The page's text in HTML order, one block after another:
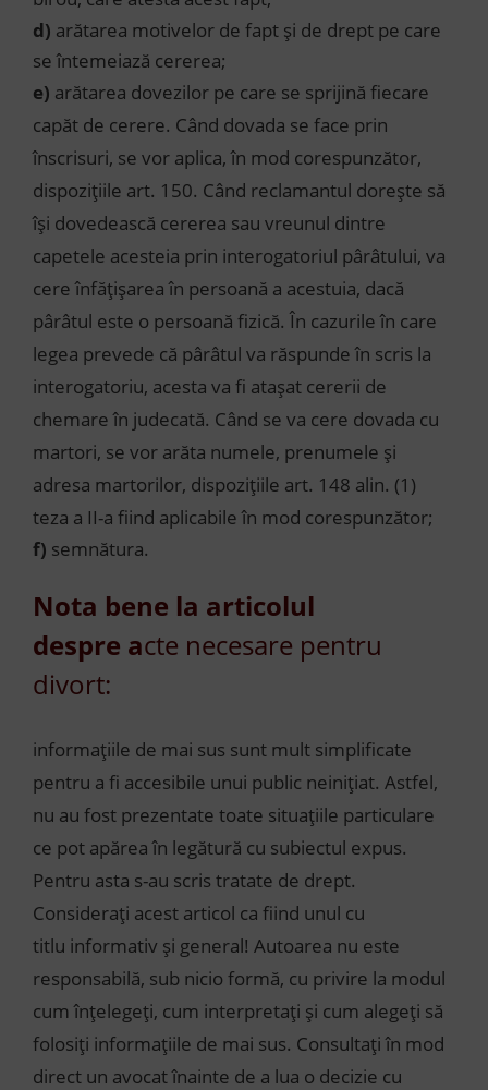
d) arătarea motivelor de fapt şi de drept pe care
se întemeiază cererea;
e) arătarea dovezilor pe care se sprijină fiecare
capăt de cerere. Când dovada se face prin
înscrisuri, se vor aplica, în mod corespunzător,
dispoziţiile art. 150. Când reclamantul doreşte să
îşi dovedească cererea sau vreunul dintre
capetele acesteia prin interogatoriul pârâtului, va
cere înfăţişarea în persoană a acestuia, dacă
pârâtul este o persoană fizică. În cazurile în care
legea prevede că pârâtul va răspunde în scris la
interogatoriu, acesta va fi ataşat cererii de
chemare în judecată. Când se va cere dovada cu
martori, se vor arăta numele, prenumele şi
adresa martorilor, dispoziţiile art. 148 alin. (1)
teza a II-a fiind aplicabile în mod corespunzător;
f) semnătura.
Nota bene la articolul
despre acte necesare pentru
divort:
informațiile de mai sus sunt mult simplificate
pentru a fi accesibile unui public neinițiat. Astfel,
nu au fost prezentate toate situațiile particulare
ce pot apărea în legătură cu subiectul expus.
Pentru asta s-au scris tratate de drept.
Considerați acest articol ca fiind unul cu
titlu informativ și general! Autoarea nu este
responsabilă, sub nicio formă, cu privire la modul
cum înțelegeți, cum interpretați și cum alegeți să
folosiți informațiile de mai sus. Consultați în mod
direct un avocat înainte de a lua o decizie cu